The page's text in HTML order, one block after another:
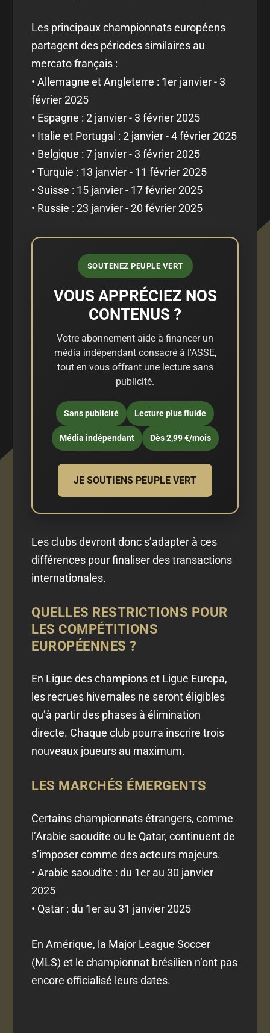
Les principaux championnats européens
partagent des périodes similaires au
mercato français :
• Allemagne et Angleterre : 1er janvier - 3
février 2025
• Espagne : 2 janvier - 3 février 2025
• Italie et Portugal : 2 janvier - 4 février 2025
• Belgique : 7 janvier - 3 février 2025
• Turquie : 13 janvier - 11 février 2025
• Suisse : 15 janvier - 17 février 2025
• Russie : 23 janvier - 20 février 2025
SOUTENEZ PEUPLE VERT
VOUS APPRÉCIEZ NOS
CONTENUS ?
Votre abonnement aide à financer un
média indépendant consacré à l'ASSE,
tout en vous offrant une lecture sans
publicité.
Sans publicité Lecture plus fluide
Média indépendant Dès 2,99 €/mois
JE SOUTIENS PEUPLE VERT
Les clubs devront donc s’adapter à ces
différences pour finaliser des transactions
internationales.
QUELLES RESTRICTIONS POUR
LES COMPÉTITIONS
EUROPÉENNES ?
En Ligue des champions et Ligue Europa,
les recrues hivernales ne seront éligibles
qu’à partir des phases à élimination
directe. Chaque club pourra inscrire trois
nouveaux joueurs au maximum.
LES MARCHÉS ÉMERGENTS
Certains championnats étrangers, comme
l’Arabie saoudite ou le Qatar, continuent de
s’imposer comme des acteurs majeurs.
• Arabie saoudite : du 1er au 30 janvier
2025
• Qatar : du 1er au 31 janvier 2025
En Amérique, la Major League Soccer
(MLS) et le championnat brésilien n’ont pas
encore officialisé leurs dates.